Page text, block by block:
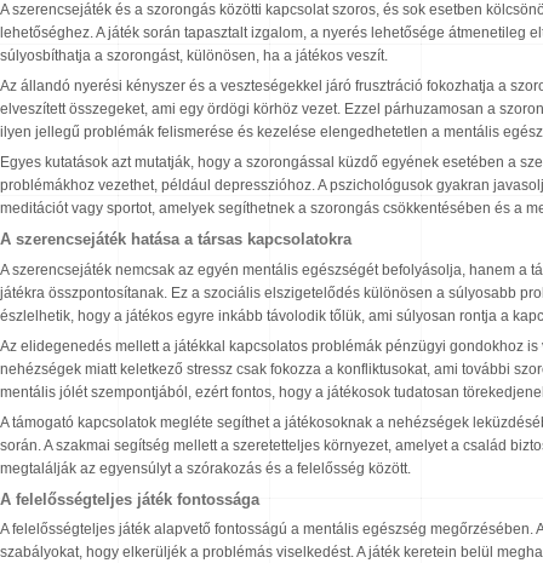
A szerencsejáték és a szorongás közötti kapcsolat szoros, és sok esetben
lehetőséghez. A játék során tapasztalt izgalom, a nyerés lehetősége
súlyosbíthatja a szorongást, különösen, ha a játékos veszít.
Az állandó nyerési kényszer és a veszteségekkel járó frusztráció fokozhatja a
elveszített összegeket, ami egy ördögi körhöz vezet. Ezzel párhuzamosan a
ilyen jellegű problémák felismerése és kezelése elengedhetetlen a mentális
Egyes kutatások azt mutatják, hogy a szorongással küzdő egyének esetében a
problémákhoz vezethet, például depresszióhoz. A pszichológusok gyakran
meditációt vagy sportot, amelyek segíthetnek a szorongás csökkentésében és a
A szerencsejáték hatása a társas kapcsolatokra
A szerencsejáték nemcsak az egyén mentális egészségét befolyásolja, hanem a
játékra összpontosítanak. Ez a szociális elszigetelődés különösen a súlyosabb
észlelhetik, hogy a játékos egyre inkább távolodik tőlük, ami súlyosan rontja a
Az elidegenedés mellett a játékkal kapcsolatos problémák pénzügyi gondokhoz
nehézségek miatt keletkező stressz csak fokozza a konfliktusokat, ami további
mentális jólét szempontjából, ezért fontos, hogy a játékosok tudatosan
A támogató kapcsolatok megléte segíthet a játékosoknak a nehézségek
során. A szakmai segítség mellett a szeretetteljes környezet, amelyet a család
megtalálják az egyensúlyt a szórakozás és a felelősség között.
A felelősségteljes játék fontossága
A felelősségteljes játék alapvető fontosságú a mentális egészség
szabályokat, hogy elkerüljék a problémás viselkedést. A játék keretein belül